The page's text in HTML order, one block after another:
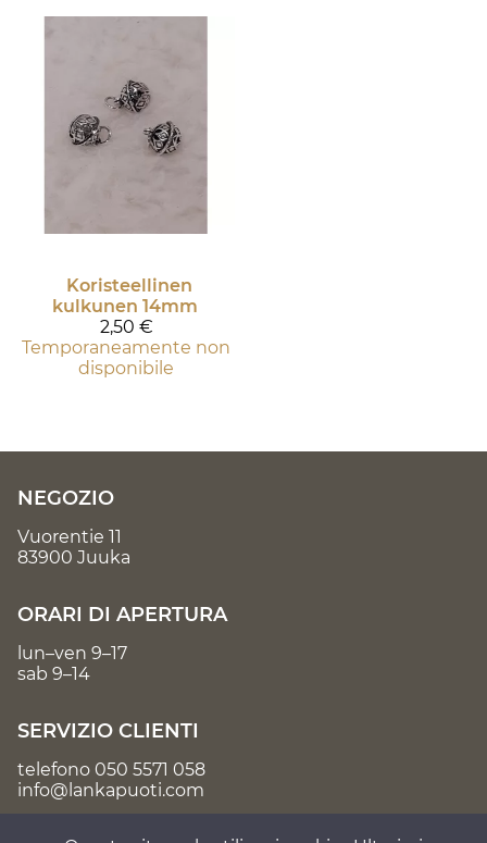
Koristeellinen
kulkunen 14mm
2,50 €
Temporaneamente non
disponibile
NEGOZIO
Vuorentie 11
83900 Juuka
ORARI DI APERTURA
lun–ven 9–17
sab 9–14
SERVIZIO CLIENTI
telefono 050 5571 058
info@lankapuoti.com